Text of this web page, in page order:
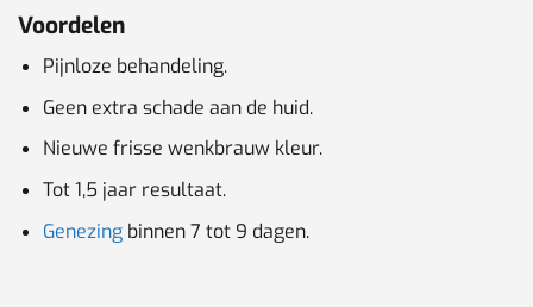
Voordelen
Pijnloze behandeling.
Geen extra schade aan de huid.
Nieuwe frisse wenkbrauw kleur.
Tot 1,5 jaar resultaat.
Genezingbinnen 7 tot 9 dagen.